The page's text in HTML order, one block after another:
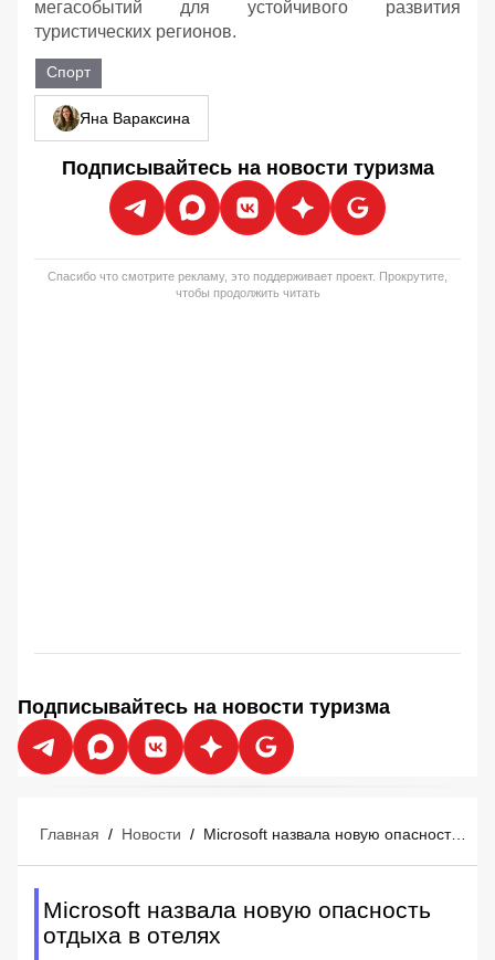
мегасобытий для устойчивого развития
туристических регионов.
Спорт
Яна Вараксина
Подписывайтесь на новости туризма
Спасибо что смотрите рекламу, это поддерживает проект. Прокрутите,
чтобы продолжить читать
Подписывайтесь на новости туризма
Главная / Новости / Microsoft назвала новую опасность отдыха в отелях
Microsoft назвала новую опасность
отдыха в отелях